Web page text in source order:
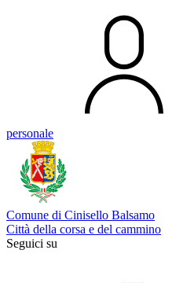
personale
Comune di Cinisello Balsamo
Città della corsa e del cammino
Seguici su